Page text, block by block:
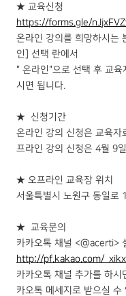
★ 교육신청
https://forms.gle/
온라인 강의를 희망하시는
인] 선택 란에서
" 온라인"으로 선택 후 교
시면 됩니다.
★ 신청기간
온라인 강의 신청은 교육자
프라인 강의 신청은 4월 9
★ 오프라인 교육장 위치
서울특별시 노원구 동일로
★ 교육문의
카카오톡 채널 <@acerti>
http://pf.kakao.com/
카카오톡 채널 추가를 하
카오톡 메세지로 받으실 수